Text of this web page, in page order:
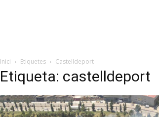
Inici Etiquetes Castelldeport
Etiqueta: castelldeport